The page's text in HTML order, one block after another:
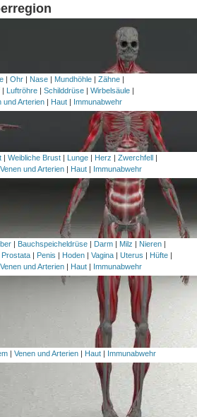
|Ohr | Nase | Mundhöhle |Zähne |
| Luftröhre |Schilddrüse |Wirbelsäule |
und Arterien| Haut| Immunabwehr
|Weibliche Brust Lunge Herz |Zwerchfell
Venen und Arterien| Haut| Immunabwehr
| Bauchspeicheldrüse | Darm | Milz | Nieren |
Prostata | Penis | Hoden |Vagina |Uterus | Hüfte |
Venen und Arterien| Haut| Immunabwehr
| Venen und Arterien| Haut| Immunabwehr